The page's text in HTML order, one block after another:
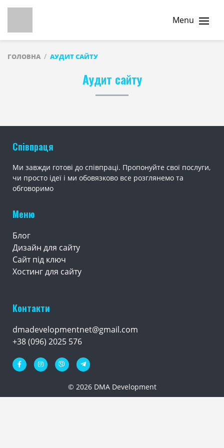
Menu
ГОЛОВНА АУДИТ САЙТУ
Аудит сайту
Співпраця
Ми завжди готові до співпраці. Пропонуйте свої послуги,
чи просто ідеї і ми обовязково все розглянемо та
обговоримо
Меню
Блог
Дизайн для сайту
Сайт під ключ
Хостинг для сайту
Контакти
dmadevelopmentnet@gmail.com
+38 (096) 2025 576
© 2026 DMA Development